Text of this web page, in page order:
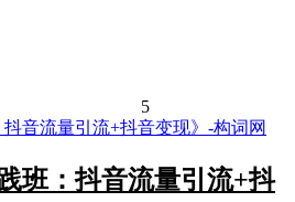
5
班：抖音流量引流+抖